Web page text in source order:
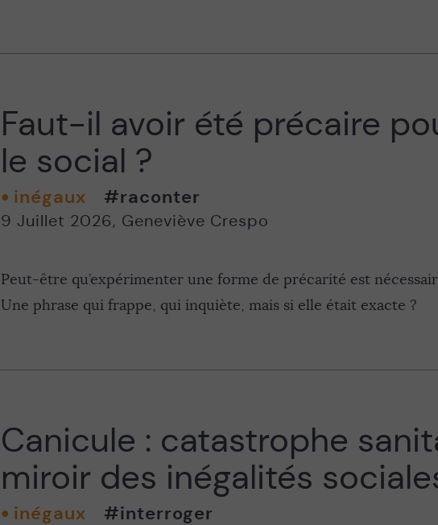
Faut-il avoir été précaire
le social ?
inégaux #raconter
9 Juillet 2026, Geneviève Crespo
Peut-être qu’expérimenter une forme de précarité est
Une phrase qui frappe, qui inquiète, mais si elle était exacte ?
Canicule : catastrophe
miroir des inégalités
inégaux #interroger